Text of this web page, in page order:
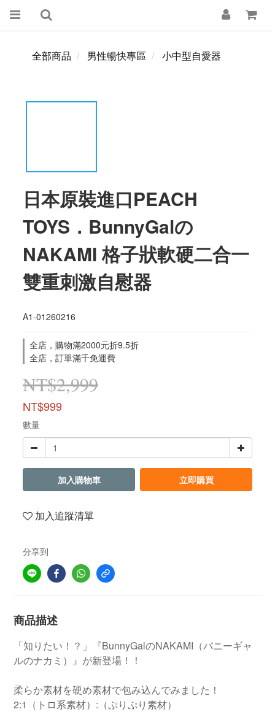
全部商品 男性暢快專區 小中型自愛器
日本原裝進口PEACH
TOYS．BunnyGalの
NAKAMI 格子狀軟硬二合一
雙重刺激自慰器
A1-01260216
全店，購物滿2000元折9.5折
全店，訂單滿千免運費
NT$2,999
NT$999
數量
加入購物車 立即購買
加入追蹤清單
分享到
商品描述
「知りたい！？」『BunnyGalのNAKAMI（バニーギャ
ルのナカミ）』が新登場！！
柔らか素材を硬め素材で包み込んでみました！
2:1（トロ系素材）:（ぷりぷり素材）